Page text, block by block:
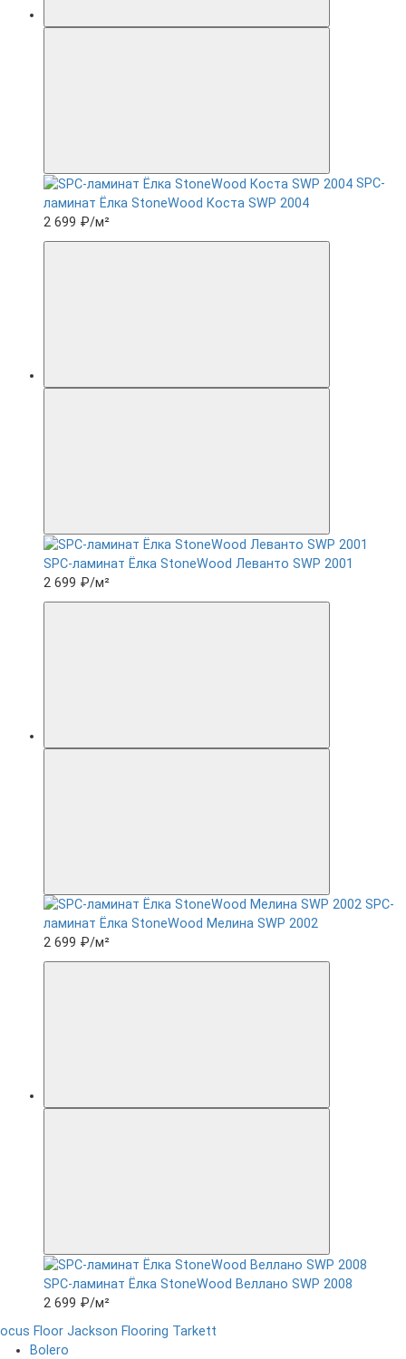
SPC-
ламинат Ëлка StoneWood Коста SWP 2004
2 699 ₽/м²
SPC-ламинат Ëлка StoneWood Леванто SWP 2001
2 699 ₽/м²
SPC-
ламинат Ëлка StoneWood Мелина SWP 2002
2 699 ₽/м²
SPC-ламинат Ëлка StoneWood Веллано SWP 2008
2 699 ₽/м²
Floor Jackson Flooring Tarkett
Bolero